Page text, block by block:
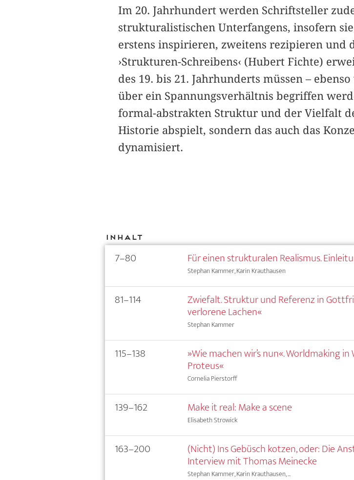
Im 20. Jahrhundert werden Schriftsteller
strukturalistischen Unterfangens, insofern
erstens inspirieren, zweitens rezipieren und
›Strukturen-Schreibens‹ (Hubert Fichte)
des 19. bis 21. Jahrhunderts müssen –
über ein Spannungsverhältnis begriffen
formal-abstrakten Struktur und der Vielfalt
Historie abspielt, sondern das auch das
dynamisiert.
Inhalt
7–80 Für einen strukturalen Realismus.
Stephan Kammer, Karin Krauthausen
81–114 Zwiefalt. Struktur und Referenz in
verlorene Lachen«
Stephan Kammer
115–138 »Wie machen wir’s nun«. Worldmaking
Proteus«
Cornelia Pierstorff
139–162 Make it real: Make a scene
Elisabeth Strowick
163–200 (Nicht) Ins Gebüsch kotzen, oder: Die
Interview mit Thomas Meinecke
Stephan Kammer, Karin Krauthausen, ...